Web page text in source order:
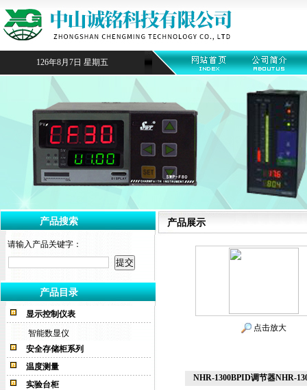
126年8月7日 星期五
产品搜索
请输入产品关键字：
产品目录
显示控制仪表
智能数显仪
安全存储柜系列
温度测量
实验台柜
产品展示
点击放大
NHR-1300BPID调节器NHR-